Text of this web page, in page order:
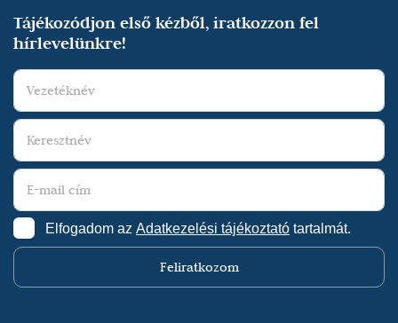
Tájékozódjon első kézből, iratkozzon fel
hírlevelünkre!
Elfogadom az Adatkezelési tájékoztató tartalmát.
Feliratkozom